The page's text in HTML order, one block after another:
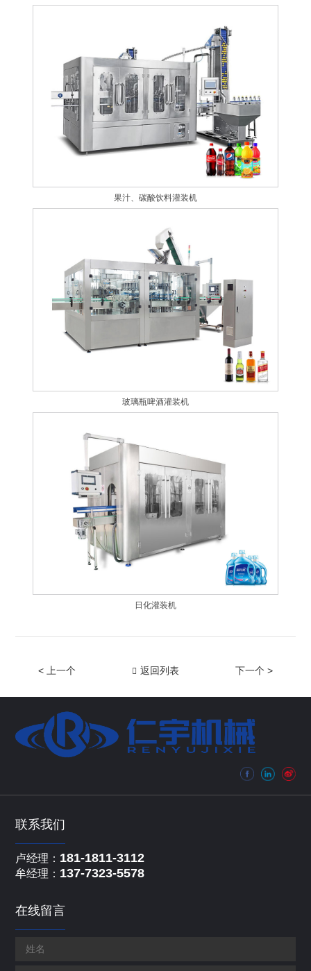
果汁、碳酸饮料灌装机
玻璃瓶啤酒灌装机
日化灌装机
< 上一个 返回列表 下一个 >
联系我们
卢经理： 181-1811-3112
牟经理： 137-7323-5578
在线留言